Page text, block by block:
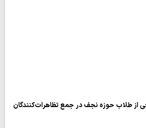
طلاب حوزه نجف در جمع تظاهرات‌کنندگان